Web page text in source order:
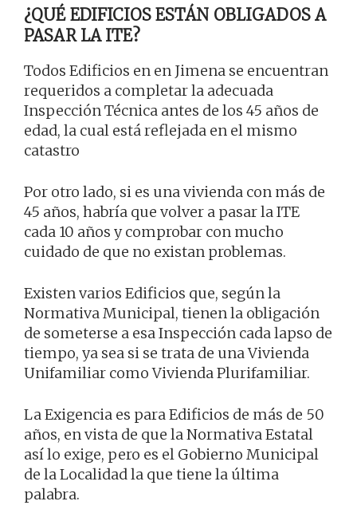
¿QUÉ EDIFICIOS ESTÁN OBLIGADOS A
PASAR LA ITE?
Todos Edificios en en Jimena se encuentran
requeridos a completar la adecuada
Inspección Técnica antes de los 45 años de
edad, la cual está reflejada en el mismo
catastro
Por otro lado, si es una vivienda con más de
45 años, habría que volver a pasar la ITE
cada 10 años y comprobar con mucho
cuidado de que no existan problemas.
Existen varios Edificios que, según la
Normativa Municipal, tienen la obligación
de someterse a esa Inspección cada lapso de
tiempo, ya sea si se trata de una Vivienda
Unifamiliar como Vivienda Plurifamiliar.
La Exigencia es para Edificios de más de 50
años, en vista de que la Normativa Estatal
así lo exige, pero es el Gobierno Municipal
de la Localidad la que tiene la última
palabra.